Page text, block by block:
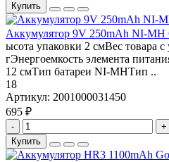
Купить
Аккумулятор 9V 250mAh NI-MH
ысота упаковки 2 смВес товара с
гЭнергоемкость элемента
12 смТип батареи NI-MHТип ..
18
Артикул: 2001000031450
695 ₽
-
+
Купить